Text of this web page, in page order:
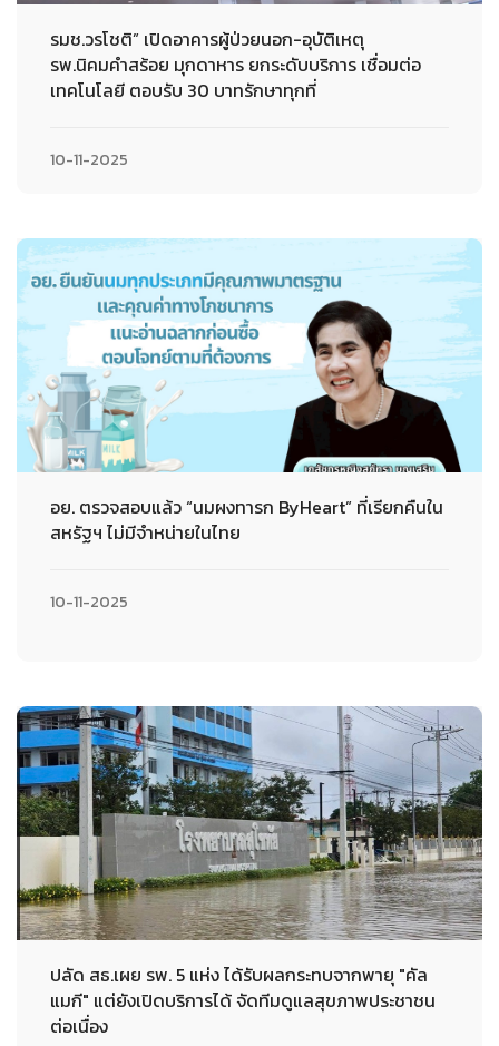
รมช.วรโชติ” เปิดอาคารผู้ป่วยนอก-อุบัติเหตุ
รพ.นิคมคำสร้อย มุกดาหาร ยกระดับบริการ เชื่อมต่อ
เทคโนโลยี ตอบรับ 30 บาทรักษาทุกที่
10-11-2025
อย. ตรวจสอบแล้ว “นมผงทารก ByHeart” ที่เรียกคืนใน
สหรัฐฯ ไม่มีจำหน่ายในไทย
10-11-2025
ปลัด สธ.เผย รพ. 5 แห่ง ได้รับผลกระทบจากพายุ "คัล
แมกี" แต่ยังเปิดบริการได้ จัดทีมดูแลสุขภาพประชาชน
ต่อเนื่อง